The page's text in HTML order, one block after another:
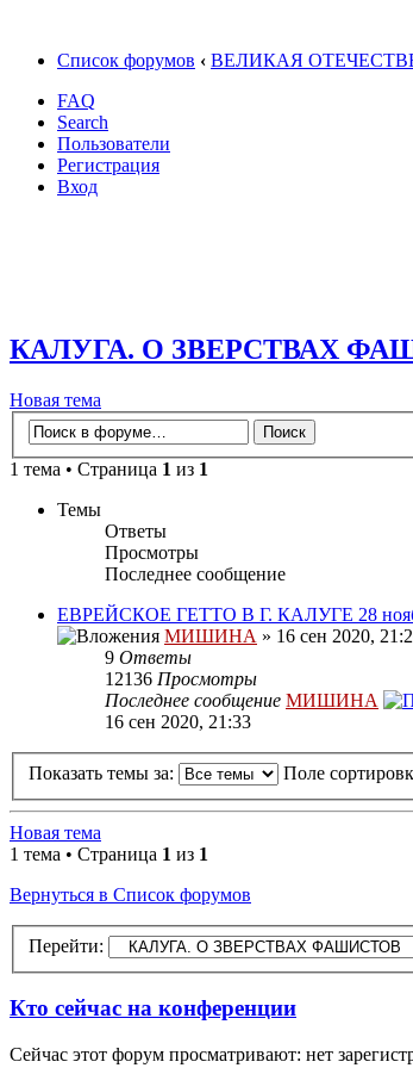
Список форумов ‹ ВЕЛИКАЯ
FAQ
Search
Пользователи
Регистрация
Вход
КАЛУГА. О ЗВЕРСТВАХ
Новая тема
1 тема • Страница 1 из 1
Темы
Ответы
Просмотры
Последнее сообщение
ЕВРЕЙСКОЕ ГЕТТО В Г. КАЛУГЕ 28
МИШИНА » 16 сен 2020,
9 Ответы
12136 Просмотры
Последнее сообщение МИШИНА
16 сен 2020, 21:33
Показать темы за: Поле
Новая тема
1 тема • Страница 1 из 1
Вернуться в Список форумов
Перейти:
Кто сейчас на конференции
Сейчас этот форум просматривают: нет